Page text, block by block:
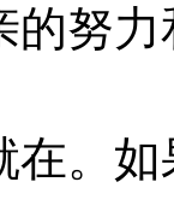
的努
。如